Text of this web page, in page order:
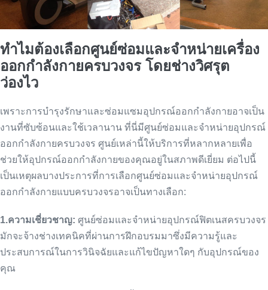
ทำไมต้องเลือกศูนย์ซ่อมและจำหน่ายเครื่อง
ออกกำลังกายครบวงจร โดยช่างวิศรุต
ว่องไว
เพราะการบำรุงรักษาและซ่อมแซมอุปกรณ์ออกกำลังกายอาจเป็น
งานที่ซับซ้อนและใช้เวลานาน ที่นี่มีศูนย์ซ่อมและจำหน่ายอุปกรณ์
ออกกำลังกายครบวงจร ศูนย์เหล่านี้ให้บริการที่หลากหลายเพื่อ
ช่วยให้อุปกรณ์ออกกำลังกายของคุณอยู่ในสภาพดีเยี่ยม ต่อไปนี้
เป็นเหตุผลบางประการที่การเลือกศูนย์ซ่อมและจำหน่ายอุปกรณ์
ออกกำลังกายแบบครบวงจรอาจเป็นทางเลือก:
1.ความเชี่ยวชาญ: ศูนย์ซ่อมและจำหน่ายอุปกรณ์ฟิตเนสครบวงจร
มักจะจ้างช่างเทคนิคที่ผ่านการฝึกอบรมมาซึ่งมีความรู้และ
ประสบการณ์ในการวินิจฉัยและแก้ไขปัญหาใดๆ กับอุปกรณ์ของ
คุณ